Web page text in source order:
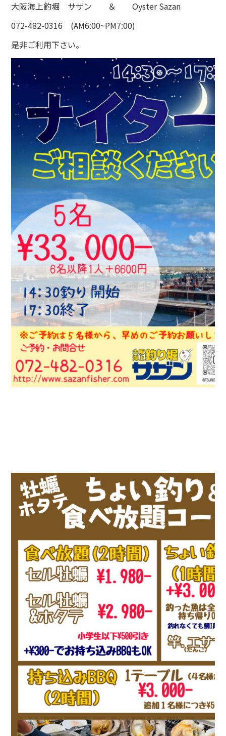
大阪海上釣堀 サザン ＆ Oyster Sazan
072-482-0316 (AM6:00~PM7:00)
是非ご利用下さい。